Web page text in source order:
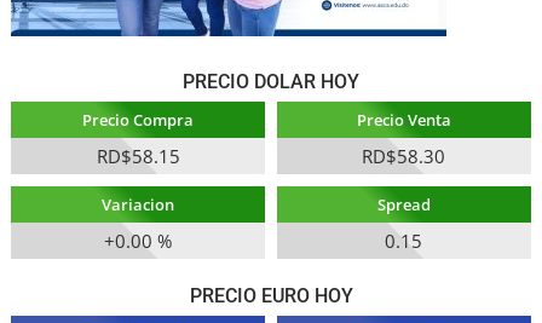
PRECIO DOLAR HOY
Precio Compra
RD$58.15
Precio Venta
RD$58.30
Variacion
+0.00 %
Spread
0.15
PRECIO EURO HOY